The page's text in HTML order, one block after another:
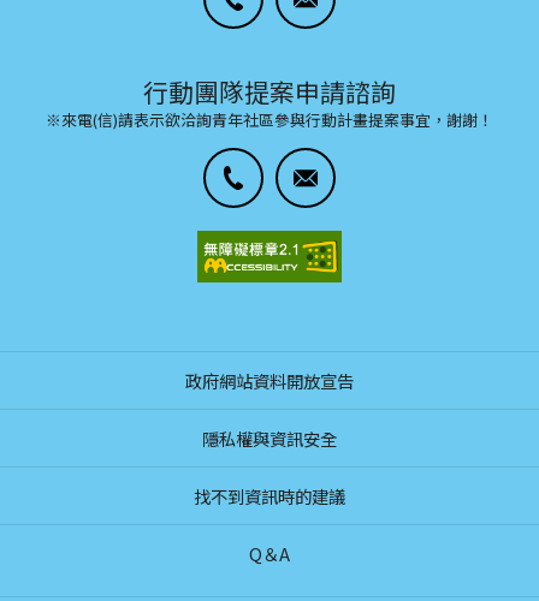
行動團隊提案申請諮詢
※來電(信)請表示欲洽詢青年社區參與行動計畫提案事宜，謝謝！
政府網站資料開放宣告
隱私權與資訊安全
找不到資訊時的建議
Q＆A